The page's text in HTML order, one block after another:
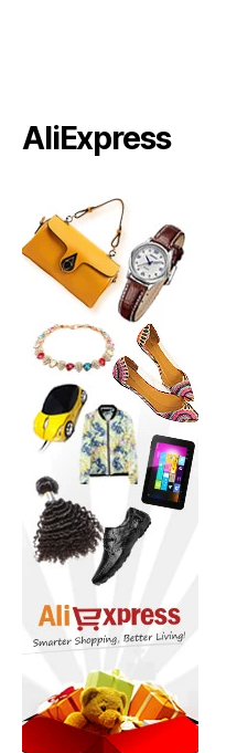
AliExpress